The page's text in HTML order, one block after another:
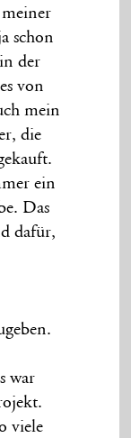
schon
der
von
mein
die
ein
Das
dafür,
war
viele